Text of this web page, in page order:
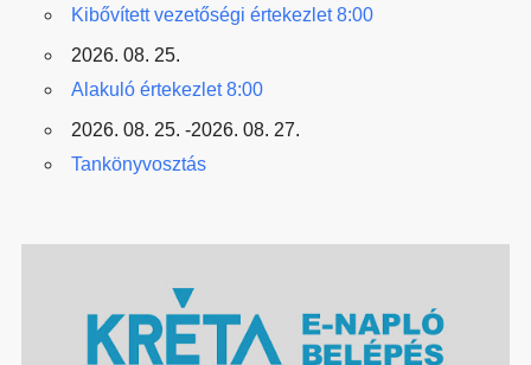
Kibővített vezetőségi értekezlet 8:00
2026. 08. 25.
Alakuló értekezlet 8:00
2026. 08. 25. -2026. 08. 27.
Tankönyvosztás